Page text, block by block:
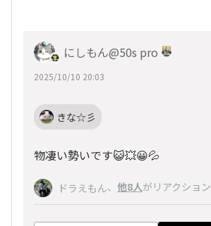
にしもん@50s pro
2025/10/10 20:03
きな☆彡
物凄い勢いです😺💥😀💦
ドラえもん、 他8人がリアクション